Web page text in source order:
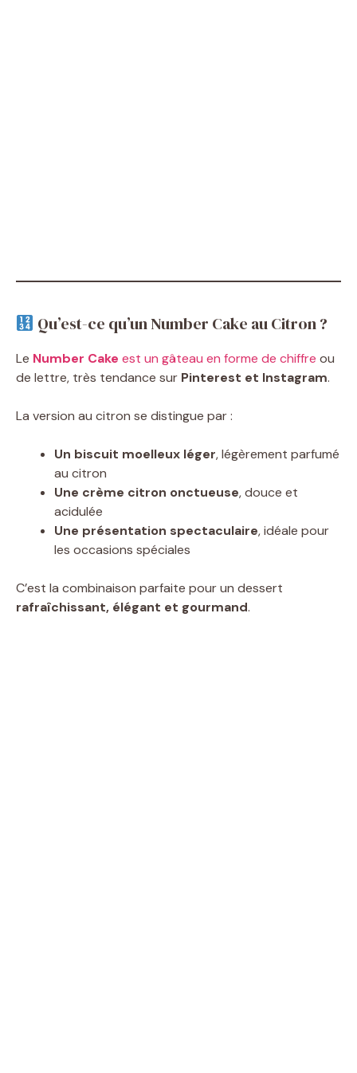
Qu’est-ce qu’un Number Cake au Citron ?
Le Number Cake est un gâteau en forme de chiffre ou
de lettre, très tendance sur Pinterest et Instagram.
La version au citron se distingue par :
Un biscuit moelleux léger, légèrement parfumé
au citron
Une crème citron onctueuse, douce et
acidulée
Une présentation spectaculaire, idéale pour
les occasions spéciales
C’est la combinaison parfaite pour un dessert
rafraîchissant, élégant et gourmand.